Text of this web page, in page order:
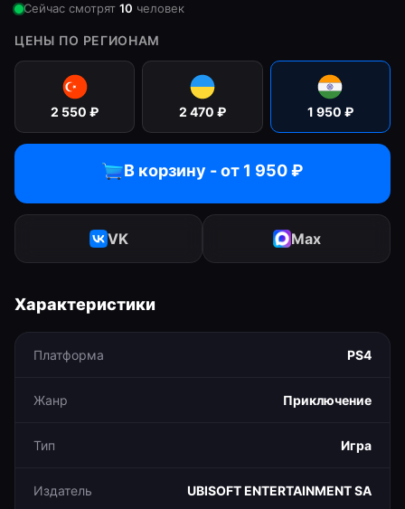
Сейчас смотрят 10 человек
ЦЕНЫ ПО РЕГИОНАМ
2 550 ₽ 2 470 ₽ 1 950 ₽
В корзину - от 1 950₽
VK Max
Характеристики
Платформа PS4
Жанр Приключение
Тип Игра
Издатель UBISOFT ENTERTAINMENT SA